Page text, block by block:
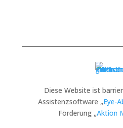
Diese Website ist
Assistenzsoftware „Eye-
Förderung „Aktion